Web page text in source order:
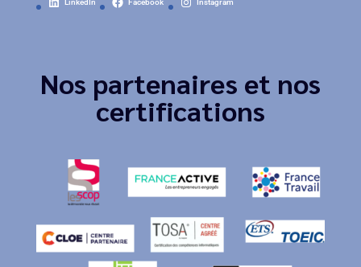
Nos partenaires et nos
certifications